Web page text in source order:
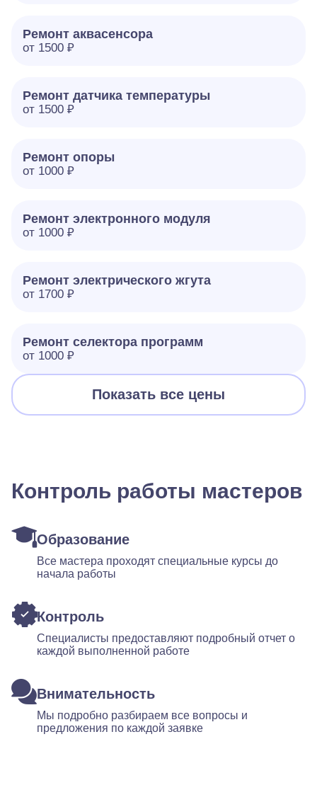
Ремонт аквасенсора
от 1500 ₽
Ремонт датчика температуры
от 1500 ₽
Ремонт опоры
от 1000 ₽
Ремонт электронного модуля
от 1000 ₽
Ремонт электрического жгута
от 1700 ₽
Ремонт селектора программ
от 1000 ₽
Показать все цены
Контроль работы мастеров
Образование
Все мастера проходят специальные курсы до
начала работы
Контроль
Специалисты предоставляют подробный отчет о
каждой выполненной работе
Внимательность
Мы подробно разбираем все вопросы и
предложения по каждой заявке